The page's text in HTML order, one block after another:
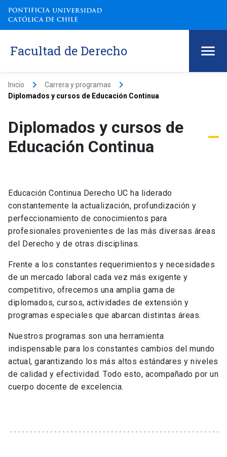
Facultad de Derecho
Inicio keyboard_arrow_right Carrera y programas keyboard_arrow_right
Diplomados y cursos de Educación Continua
Diplomados y cursos de
Educación Continua
Educación Continua Derecho UC ha liderado
constantemente la actualización, profundización y
perfeccionamiento de conocimientos para
profesionales provenientes de las más diversas áreas
del Derecho y de otras disciplinas.
Frente a los constantes requerimientos y necesidades
de un mercado laboral cada vez más exigente y
competitivo, ofrecemos una amplia gama de
diplomados, cursos, actividades de extensión y
programas especiales que abarcan distintas áreas.
Nuestros programas son una herramienta
indispensable para los constantes cambios del mundo
actual, garantizando los más altos estándares y niveles
de calidad y efectividad. Todo esto, acompañado por un
cuerpo docente de excelencia.